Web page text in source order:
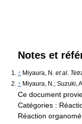
Notes et
↑ Miyaura, N. et al.
↑ Miyaura, N.; Suzuki,
Ce document
Catégories :
Réaction